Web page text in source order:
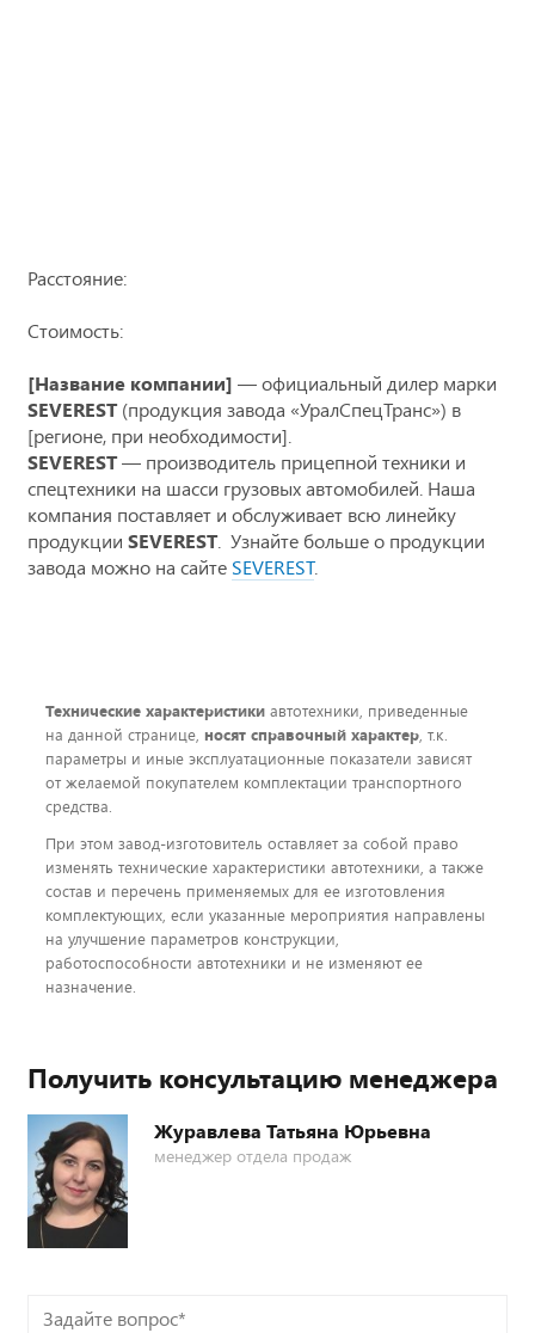
Расстояние:
Стоимость:
[Название компании] — официальный дилер марки
SEVEREST(продукция завода «УралСпецТранс») в
[регионе, при необходимости].
SEVEREST— производитель прицепной техники и
спецтехники на шасси грузовых автомобилей. Наша
компания поставляет и обслуживает всю линейку
продукции SEVEREST. Узнайте больше о продукции
завода можно на сайте SEVEREST.
Технические характеристики автотехники, приведенные
на данной странице, носят справочный характер, т.к.
параметры и иные эксплуатационные показатели зависят
от желаемой покупателем комплектации транспортного
средства.
При этом завод-изготовитель оставляет за собой право
изменять технические характеристики автотехники, а также
состав и перечень применяемых для ее изготовления
комплектующих, если указанные мероприятия направлены
на улучшение параметров конструкции,
работоспособности автотехники и не изменяют ее
назначение.
Получить консультацию менеджера
Журавлева Татьяна Юрьевна
менеджер отдела продаж
Задайте